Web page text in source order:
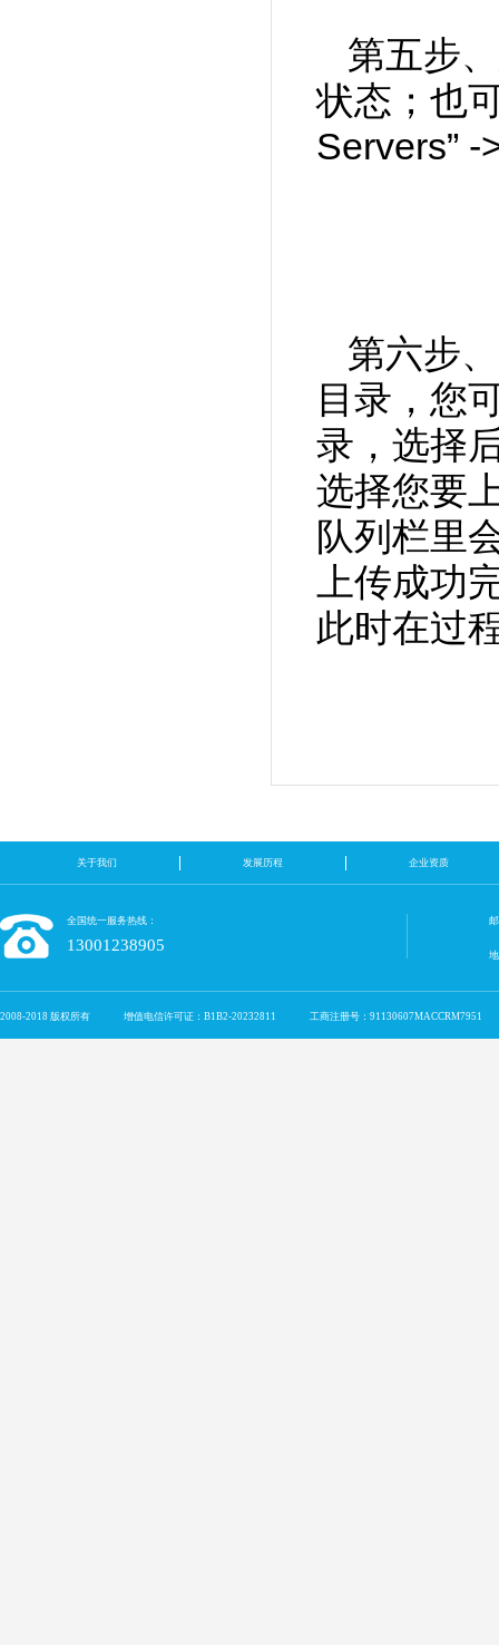
第五步
状态；也
Servers” -
第六步
目录，您
录，选择
选择您要
队列栏里
上传成功
此时在过
关于我们 发展历程 企业资质
全国统一服务热线：
13001238905
2008-2018 版权所有 增值电信许可证：B1B2-20232811 工商注册号：91130607MACCRM7951